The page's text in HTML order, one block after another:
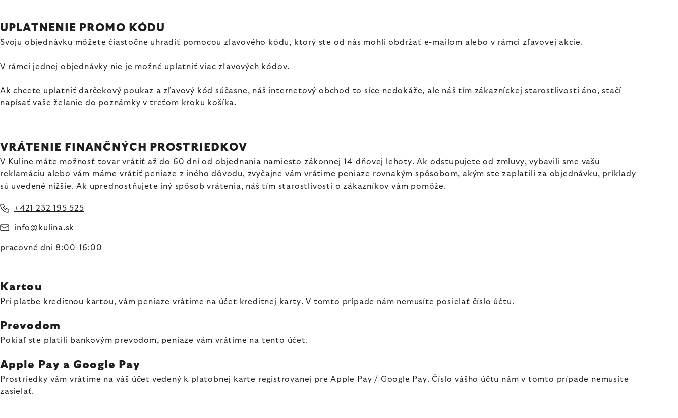
UPLATNENIE PROMO KÓDU
Svoju objednávku môžete čiastočne uhradiť pomocou zľavového kódu, ktorý ste od nás mohli obdržať e-mailom alebo v rámci zľavovej akcie.
V rámci jednej objednávky nie je možné uplatniť viac zľavových kódov.
Ak chcete uplatniť darčekový poukaz a zľavový kód súčasne, náš internetový obchod to síce nedokáže, ale náš tím zákazníckej starostlivosti áno, stačí
napísať vaše želanie do poznámky v treťom kroku košíka.
VRÁTENIE FINANČNÝCH PROSTRIEDKOV
V Kuline máte možnosť tovar vrátiť až do 60 dní od objednania namiesto zákonnej 14-dňovej lehoty. Ak odstupujete od zmluvy, vybavili sme vašu
reklamáciu alebo vám máme vrátiť peniaze z iného dôvodu, zvyčajne vám vrátime peniaze rovnakým spôsobom, akým ste zaplatili za objednávku, príklady
sú uvedené nižšie. Ak uprednostňujete iný spôsob vrátenia, náš tím starostlivosti o zákazníkov vám pomôže.
+421 232 195 525
info@kulina.sk
pracovné dni 8:00-16:00
Kartou
Pri platbe kreditnou kartou, vám peniaze vrátime na účet kreditnej karty. V tomto prípade nám nemusíte posielať číslo účtu.
Prevodom
Pokiaľ ste platili bankovým prevodom, peniaze vám vrátime na tento účet.
Apple Pay a Google Pay
Prostriedky vám vrátime na váš účet vedený k platobnej karte registrovanej pre Apple Pay / Google Pay. Číslo vášho účtu nám v tomto prípade nemusíte
zasielať.